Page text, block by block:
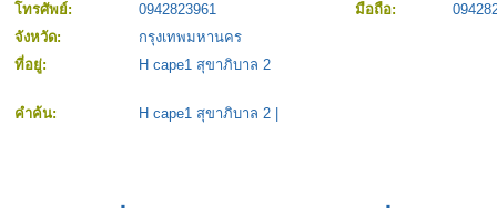
โทรศัพย์:
0942823961 มือถือ:
จังหวัด:
กรุงเทพมหานคร
ที่อยู่:
H cape1 สุขาภิบาล 2
คำค้น: H cape1 สุขาภิบาล 2